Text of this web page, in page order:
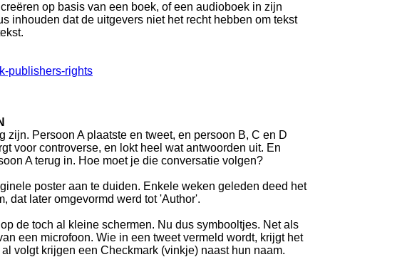
op basis van een boek, of een audioboek in zijn
inhouden dat de uitgevers niet het recht hebben om tekst
publishers-rights
Persoon A plaatste en tweet, en persoon B, C en D
voor controverse, en lokt heel wat antwoorden uit. En
A terug in. Hoe moet je die conversatie volgen?
poster aan te duiden. Enkele weken geleden deed het
dat later omgevormd werd tot 'Author'.
de toch al kleine schermen. Nu dus symbooltjes. Net als
een microfoon. Wie in een tweet vermeld wordt, krijgt het
volgt krijgen een Checkmark (vinkje) naast hun naam.